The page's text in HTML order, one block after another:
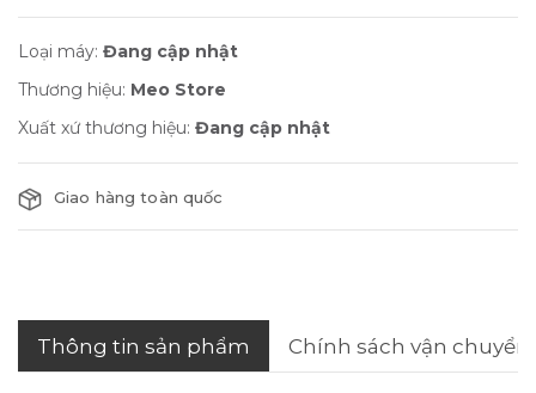
Loại máy: Đang cập nhật
Thương hiệu: Meo Store
Xuất xứ thương hiệu: Đang cập nhật
Giao hàng toàn quốc
Thông tin sản phẩm Chính sách vận chuyển